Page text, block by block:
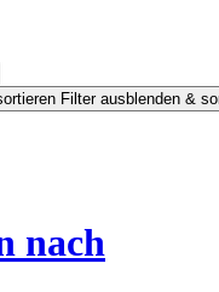
Filter ausblenden &
nach